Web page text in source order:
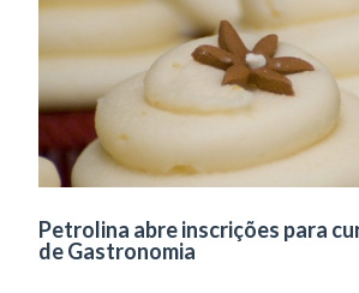
Petrolina abre inscrições para
de Gastronomia